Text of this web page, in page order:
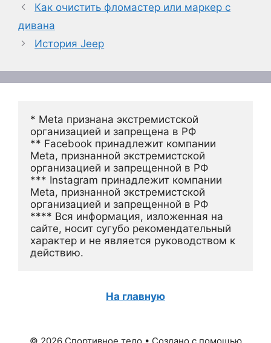
Как очистить фломастер или маркер с
дивана
История Jeep
* Meta признана экстремистской
организацией и запрещена в РФ
** Facebook принадлежит компании
Meta, признанной экстремистской
организацией и запрещенной в РФ
*** Instagram принадлежит компании
Meta, признанной экстремистской
организацией и запрещенной в РФ
**** Вся информация, изложенная на
сайте, носит сугубо рекомендательный
характер и не является руководством к
действию.
На главную
© 2026 Спортивное тело • Создано с помощью